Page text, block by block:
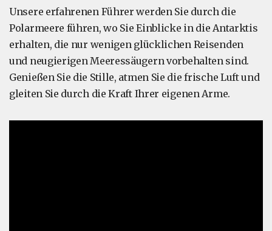
Unsere erfahrenen Führer werden Sie durch die
Polarmeere führen, wo Sie Einblicke in die Antarktis
erhalten, die nur wenigen glücklichen Reisenden
und neugierigen Meeressäugern vorbehalten sind.
Genießen Sie die Stille, atmen Sie die frische Luft und
gleiten Sie durch die Kraft Ihrer eigenen Arme.